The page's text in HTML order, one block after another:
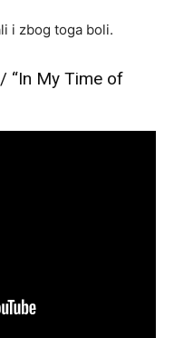
i zbog toga boli.
“In My Time of